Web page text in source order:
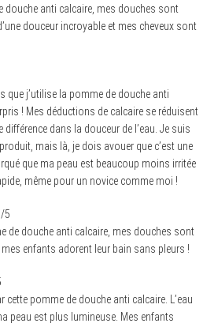
douche anti calcaire, mes douches sont
douceur incroyable et mes cheveux sont
j’utilise la pomme de douche anti
! Mes déductions de calcaire se réduisent
différence dans la douceur de l’eau. Je suis
mais là, je dois avouer que c’est une
que ma peau est beaucoup moins irritée
même pour un novice comme moi !
/5
de douche anti calcaire, mes douches sont
enfants adorent leur bain sans pleurs !
pomme de douche anti calcaire. L’eau
peau est plus lumineuse. Mes enfants